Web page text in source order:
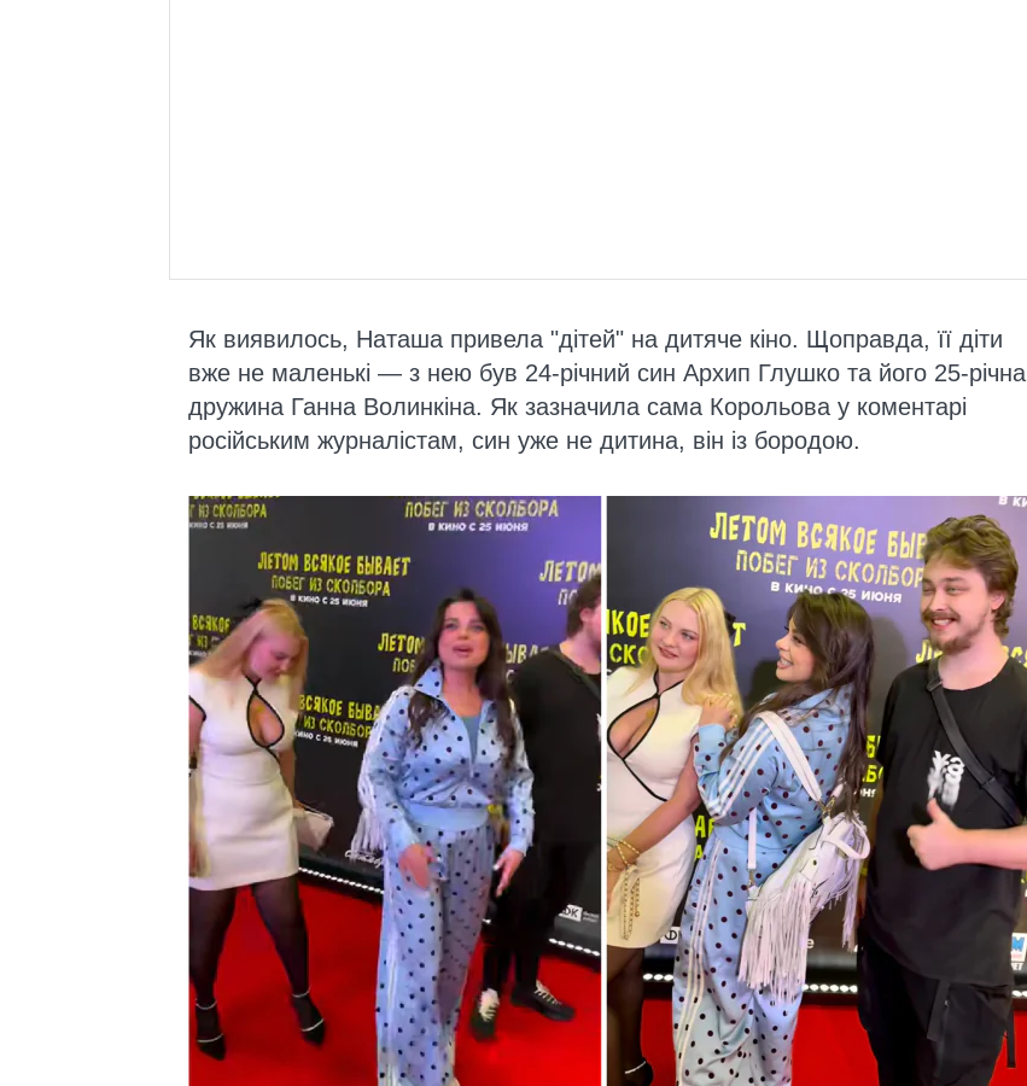
Як виявилось, Наташа привела "дітей" на дитяче кіно. Щоправда, її діти
вже не маленькі — з нею був 24-річний син Архип Глушко та його 25-річна
дружина Ганна Волинкіна. Як зазначила сама Корольова у коментарі
російським журналістам, син уже не дитина, він із бородою.